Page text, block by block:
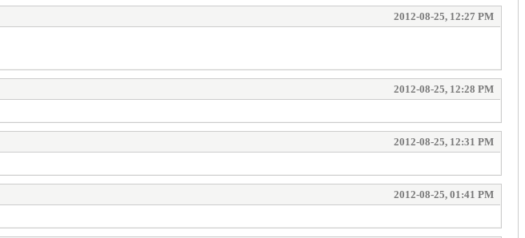
2012-08-25, 12:27 PM
2012-08-25, 12:28 PM
2012-08-25, 12:31 PM
2012-08-25, 01:41 PM